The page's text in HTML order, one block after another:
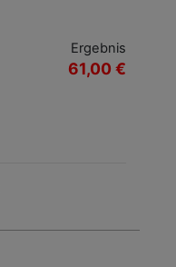
Ergebnis
61,00 €